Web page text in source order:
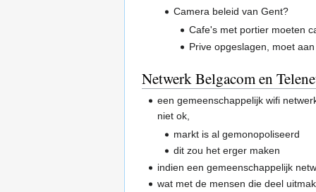
Camera beleid van Gent?
Cafe's met portier moeten
Prive opgeslagen, moet
Netwerk Belgacom en
een gemeenschappelijk wifi
niet ok,
markt is al gemonopoliseerd
dit zou het erger maken
indien een gemeenschappelijk
wat met de mensen die deel